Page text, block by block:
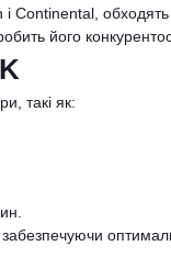
Continental,
його
такі як: